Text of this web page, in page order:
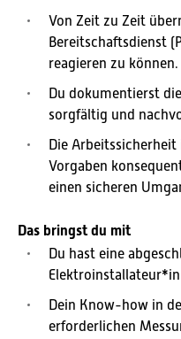
Von Zeit zu Zeit
Bereitschaftsdienst
reagieren zu können.
Du dokumentierst
sorgfältig und
Die
Vorgaben
einen sicheren
Das bringst du mit
Du hast eine
Elektroinstallateur*in
Dein Know-how in
erforderlichen